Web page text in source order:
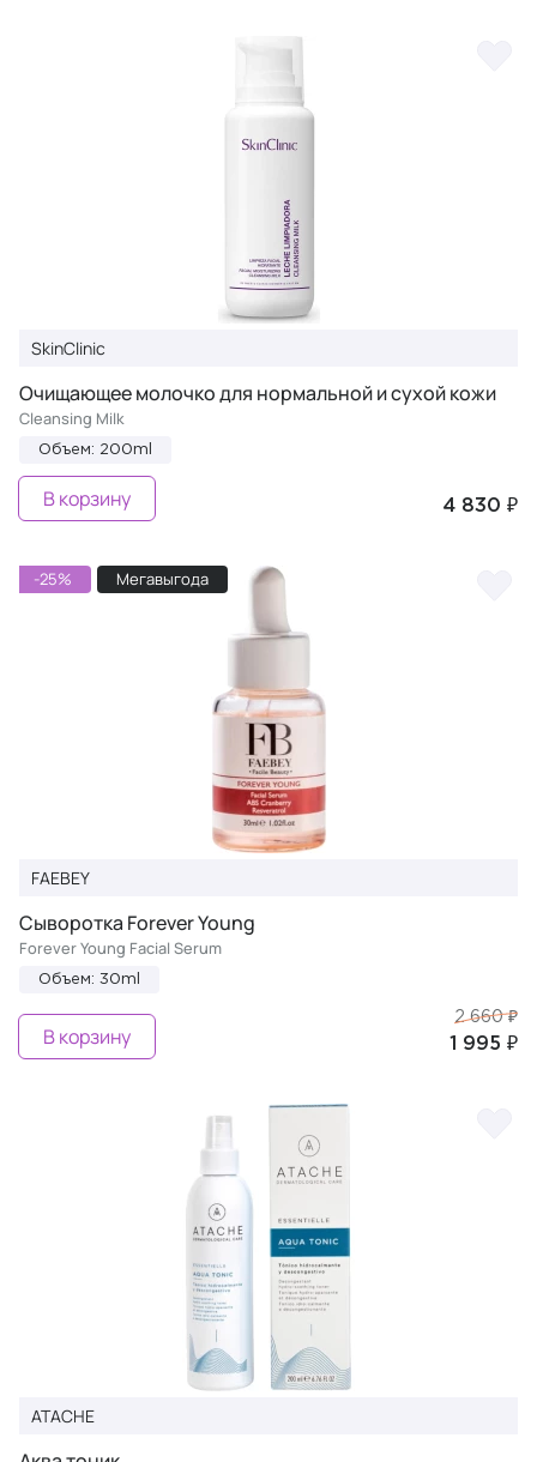
SkinClinic
Очищающее молочко для нормальной и сухой кожи
Cleansing Milk
Объем: 200ml
4 830 ₽
В корзину
-25% Мегавыгода
FAEBEY
Сыворотка Forever Young
Forever Young Facial Serum
Объем: 30ml
2 660 ₽
1 995 ₽
В корзину
ATACHE